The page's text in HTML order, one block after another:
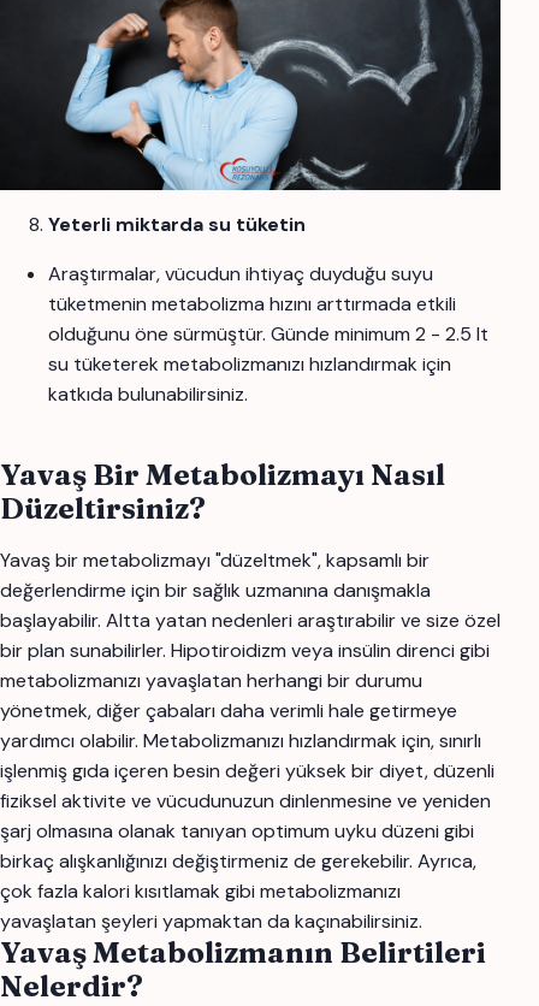
Yeterli miktarda su tüketin
Araştırmalar, vücudun ihtiyaç duyduğu suyu
tüketmenin metabolizma hızını arttırmada etkili
olduğunu öne sürmüştür. Günde minimum 2 - 2.5 lt
su tüketerek metabolizmanızı hızlandırmak için
katkıda bulunabilirsiniz.
Yavaş Bir Metabolizmayı Nasıl
Düzeltirsiniz?
Yavaş bir metabolizmayı "düzeltmek", kapsamlı bir
değerlendirme için bir sağlık uzmanına danışmakla
başlayabilir. Altta yatan nedenleri araştırabilir ve size özel
bir plan sunabilirler. Hipotiroidizm veya insülin direnci gibi
metabolizmanızı yavaşlatan herhangi bir durumu
yönetmek, diğer çabaları daha verimli hale getirmeye
yardımcı olabilir. Metabolizmanızı hızlandırmak için, sınırlı
işlenmiş gıda içeren besin değeri yüksek bir diyet, düzenli
fiziksel aktivite ve vücudunuzun dinlenmesine ve yeniden
şarj olmasına olanak tanıyan optimum uyku düzeni gibi
birkaç alışkanlığınızı değiştirmeniz de gerekebilir. Ayrıca,
çok fazla kalori kısıtlamak gibi metabolizmanızı
yavaşlatan şeyleri yapmaktan da kaçınabilirsiniz.
Yavaş Metabolizmanın Belirtileri
Nelerdir?